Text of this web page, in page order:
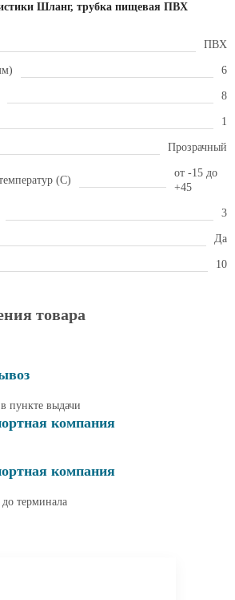
Шланг, трубка пищевая ПВХ
ПВХ
6
8
1
Прозрачный
(С)
от -15 до
+45
3
Да
10
товара
пункте выдачи
компания
компания
до терминала